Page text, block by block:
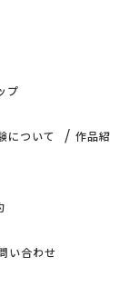
プ
について / 作品紹
い合わせ